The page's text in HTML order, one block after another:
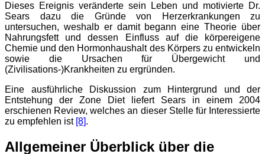
Dieses Ereignis veränderte sein Leben und motivierte Dr.
Sears dazu die Gründe von Herzerkrankungen zu
untersuchen, weshalb er damit begann eine Theorie über
Nahrungsfett und dessen Einfluss auf die körpereigene
Chemie und den Hormonhaushalt des Körpers zu entwickeln
sowie die Ursachen für Übergewicht und
(Zivilisations-)Krankheiten zu ergründen.
Eine ausführliche Diskussion zum Hintergrund und der
Entstehung der Zone Diet liefert Sears in einem 2004
erschienen Review, welches an dieser Stelle für Interessierte
zu empfehlen ist [8] .
Allgemeiner Überblick über die